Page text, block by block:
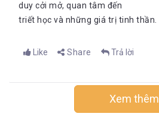
duy cởi mở, quan tâm đến
triết học và những giá trị tinh thần.
Like Share Trả lời
Xem thêm